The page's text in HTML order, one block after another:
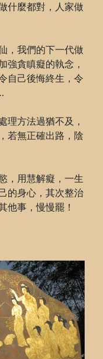
什麼都對，人家做
，我們的下一代做
強貪瞋癡的執念，
自己後悔終生，令
理方法過猶不及，
若無正確出路，陰
，用慧解癡，一生
的身心，其次整治
他事，慢慢罷！